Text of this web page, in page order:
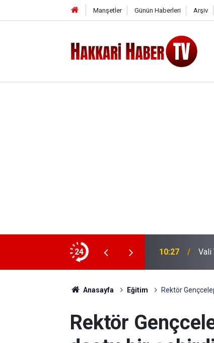
Manşetler Günün Haberleri Arşiv
24 10:27 Vali
Anasayfa Eğitim Rektör
Rektör